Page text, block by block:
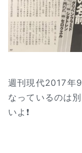
週刊現代2017年
なっているのは
いよ❗